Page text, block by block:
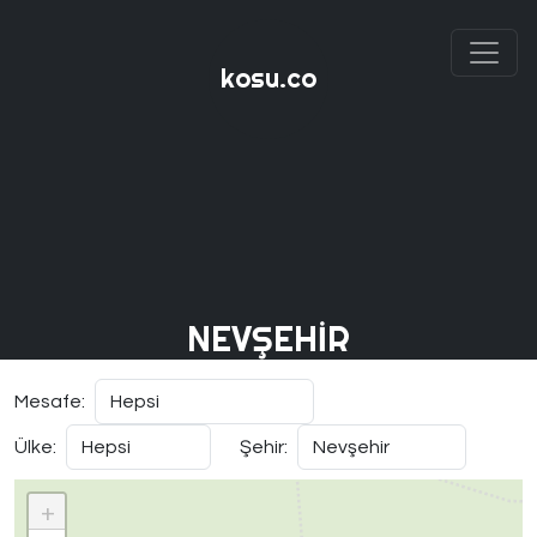
kosu.co
NEVŞEHIR
Mesafe:
Ülke: Şehir:
+